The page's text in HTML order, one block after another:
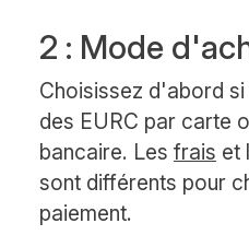
2 : Mode
Choisissez d'abord
des EURC par carte
bancaire. Les frais et
sont différents pour
paiement.